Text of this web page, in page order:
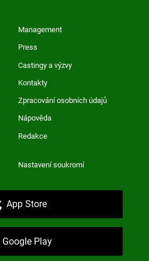
Management
Press
Castingy a výzvy
Kontakty
Zpracování osobních údajů
Nápověda
Redakce
Nastavení soukromí
App Store
Google Play